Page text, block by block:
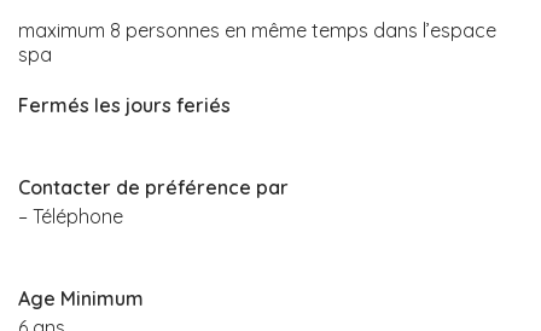
maximum 8 personnes en même temps dans l’espace
spa
Fermés les jours feriés
Contacter de préférence par
– Téléphone
Age Minimum